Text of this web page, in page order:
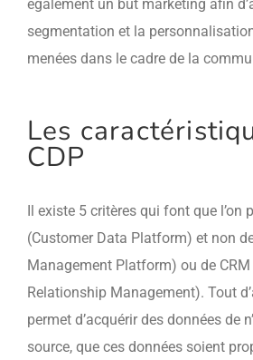
également un but marketing afin
segmentation et la
menées dans le cadre de la
Les
CDP
Il existe 5 critères qui font que l’on
(Customer Data Platform) et non
Management Platform) ou de
Relationship Management). Tout
permet d’acquérir des données de
source, que ces données soient